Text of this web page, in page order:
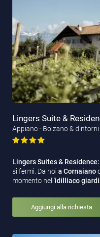
Lingers Suite &
Appiano - Bolzano & dintorni
Lingers Suites & Residence:
si fermi. Da noi a Cornaiano
momento nell'idilliaco
Aggiungi alla richiesta